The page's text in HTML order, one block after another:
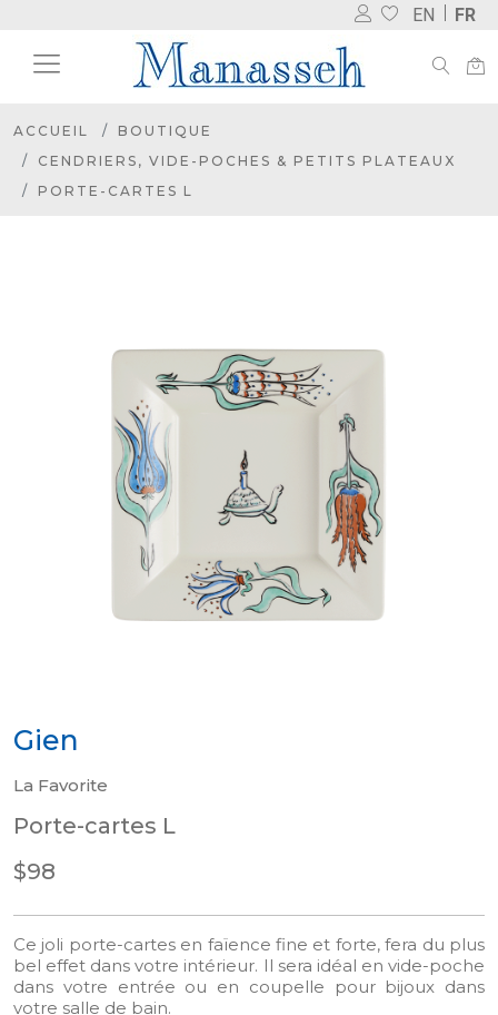
EN FR
ACCUEIL
BOUTIQUE
CENDRIERS, VIDE-POCHES & PETITS PLATEAUX
PORTE-CARTES L
Gien
La Favorite
Porte-cartes L
$98
Ce joli porte-cartes en faïence fine et forte, fera du plus
bel effet dans votre intérieur. Il sera idéal en vide-poche
dans votre entrée ou en coupelle pour bijoux dans
votre salle de bain.